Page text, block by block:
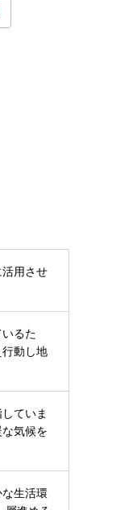
用させ
るた
動し地
ていま
気候を
生活環